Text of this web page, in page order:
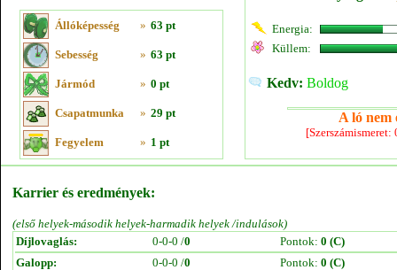
Állóképesség » 63 pt
Sebesség » 63 pt
Jármód » 0 pt
Csapatmunka » 29 pt
Fegyelem » 1 pt
Energia:
Küllem:
Kedv: Boldog
A ló nem
Karrier és eredmények:
(első helyek-második helyek-harmadik helyek /indulások)
Díjlovaglás:
0-0-0 /0 Pontok: 0 (C)
Galopp:
0-0-0 /0 Pontok: 0 (C)